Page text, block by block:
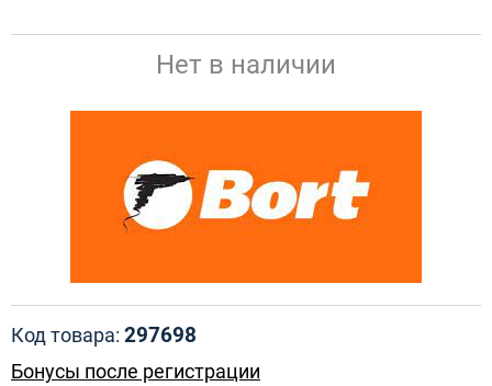
Нет в наличии
Код товара: 297698
Бонусы после регистрации